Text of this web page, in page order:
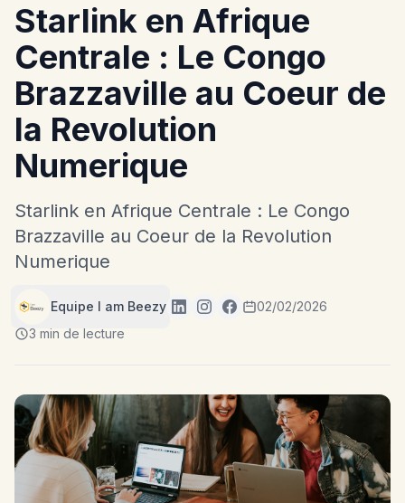
Starlink en Afrique
Centrale : Le Congo
Brazzaville au Coeur de
la Revolution
Numerique
Starlink en Afrique Centrale : Le Congo
Brazzaville au Coeur de la Revolution
Numerique
Equipe I am Beezy
02/02/2026
3 min de lecture